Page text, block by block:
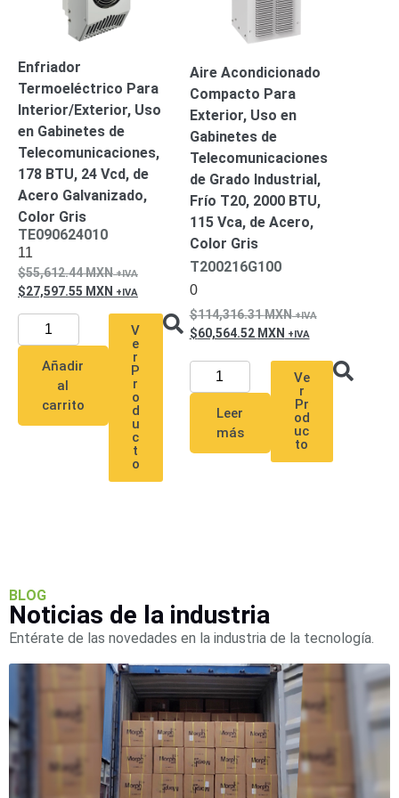
Pantallas
y
Accesorios
de
ApoyoPantallas
/
MonitoresVideowall
Seguridad
Protección
Contra
Descargas
AlternaCorriente
DirectaRedes
Servidores
Almacenamiento
Accesorios
Almacenamiento
NAS /
SAN /
eSATADiscos
de
AplicaciónUnidades
de Estado
Sólido
(SSD)
Software
VMS y
Analíticas
EPCOM
HIKVISION HoneywellWisenet
Enfriador
Termoeléctrico Para
Interior/Exterior, Uso
en Gabinetes de
Telecomunicaciones,
178 BTU, 24 Vcd, de
Acero Galvanizado,
Color Gris
TE090624010
11
55,612.44MXN
27,597.55 MXN
Añadir
al
carrito
V
e
r
P
r
o
d
u
c
t
o
Aire Acondicionado
Compacto Para
Exterior, Uso en
Gabinetes de
Telecomunicaciones
de Grado Industrial,
Frío T20, 2000 BTU,
115 Vca, de Acero,
Color Gris
T200216G100
0
114,316.31MXN
60,564.52 MXN
Leer
más
Ve
r
Pr
od
uc
to
BLOG
Noticias de la industria
Entérate de las novedades en la industria de la tecnología.